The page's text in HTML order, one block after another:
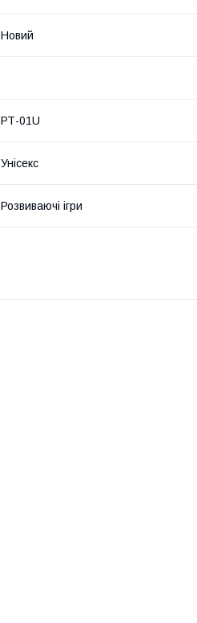
Новий
РТ-01U
Унісекс
Розвиваючі ігри